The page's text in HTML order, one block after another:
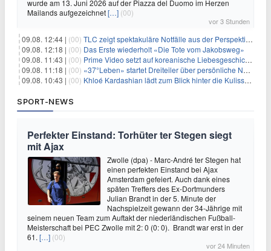
wurde am 13. Juni 2026 auf der Piazza del Duomo im Herzen
Mailands aufgezeichnet[…] (00)
vor 3 Stunden
09.08. 12:44 | (00) TLC zeigt spektakuläre Notfälle aus der Perspektive der Patienten
09.08. 12:18 | (00) Das Erste wiederholt «Die Tote vom Jakobsweg»
09.08. 11:43 | (00) Prime Video setzt auf koreanische Liebesgeschichte
09.08. 11:18 | (00) «37°Leben» startet Dreiteiler über persönliche Neuanfänge
09.08. 10:43 | (00) Khloé Kardashian lädt zum Blick hinter die Kulissen ihres Freundeskreises
SPORT-NEWS
Perfekter Einstand: Torhüter ter Stegen siegt
mit Ajax
Zwolle (dpa) - Marc-André ter Stegen hat
einen perfekten Einstand bei Ajax
Amsterdam gefeiert. Auch dank eines
späten Treffers des Ex-Dortmunders
Julian Brandt in der 5. Minute der
Nachspielzeit gewann der 34-Jährige mit
seinem neuen Team zum Auftakt der niederländischen Fußball-
Meisterschaft bei PEC Zwolle mit 2: 0 (0: 0). Brandt war erst in der
61. […] (00)
vor 24 Minuten